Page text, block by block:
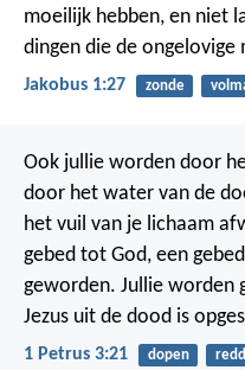
moeilijk hebben, en niet
dingen die de ongelovige
Jakobus 1:27 zonde
Ook jullie worden door
door het water van de
het vuil van je lichaam
gebed tot God, een
geworden. Jullie worden
Jezus uit de dood is
1 Petrus 3:21 dopen